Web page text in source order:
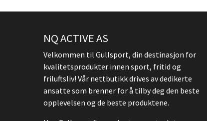
NQ ACTIVE AS
Velkommen til Gullsport, din destinasjon for
kvalitetsprodukter innen sport, fritid og
friluftsliv! Vår nettbutikk drives av dedikerte
ansatte som brenner for å tilby deg den beste
opplevelsen og de beste produktene.